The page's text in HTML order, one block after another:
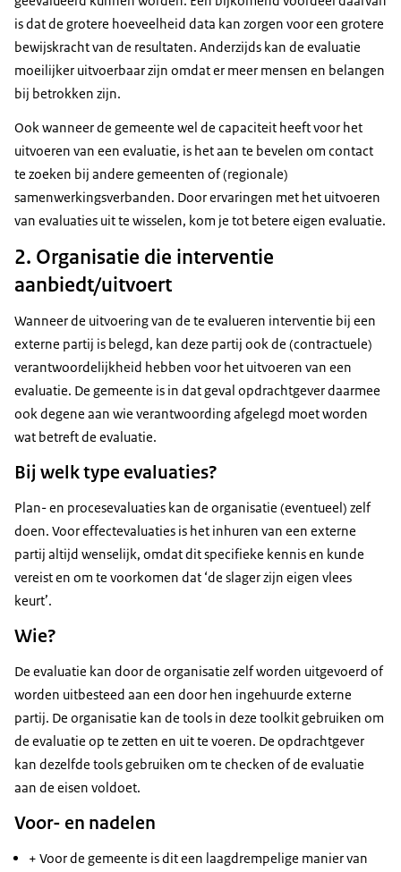
is dat de grotere hoeveelheid data kan zorgen voor een grotere
bewijskracht van de resultaten. Anderzijds kan de evaluatie
moeilijker uitvoerbaar zijn omdat er meer mensen en belangen
bij betrokken zijn.
Ook wanneer de gemeente wel de capaciteit heeft voor het
uitvoeren van een evaluatie, is het aan te bevelen om contact
te zoeken bij andere gemeenten of (regionale)
samenwerkingsverbanden. Door ervaringen met het uitvoeren
van evaluaties uit te wisselen, kom je tot betere eigen evaluatie.
2. Organisatie die interventie
aanbiedt/uitvoert
Wanneer de uitvoering van de te evalueren interventie bij een
externe partij is belegd, kan deze partij ook de (contractuele)
verantwoordelijkheid hebben voor het uitvoeren van een
evaluatie. De gemeente is in dat geval opdrachtgever daarmee
ook degene aan wie verantwoording afgelegd moet worden
wat betreft de evaluatie.
Bij welk type evaluaties?
Plan- en procesevaluaties kan de organisatie (eventueel) zelf
doen. Voor effectevaluaties is het inhuren van een externe
partij altijd wenselijk, omdat dit specifieke kennis en kunde
vereist en om te voorkomen dat ‘de slager zijn eigen vlees
keurt’.
Wie?
De evaluatie kan door de organisatie zelf worden uitgevoerd of
worden uitbesteed aan een door hen ingehuurde externe
partij. De organisatie kan de tools in deze toolkit gebruiken om
de evaluatie op te zetten en uit te voeren. De opdrachtgever
kan dezelfde tools gebruiken om te checken of de evaluatie
aan de eisen voldoet.
Voor- en nadelen
+ Voor de gemeente is dit een laagdrempelige manier van